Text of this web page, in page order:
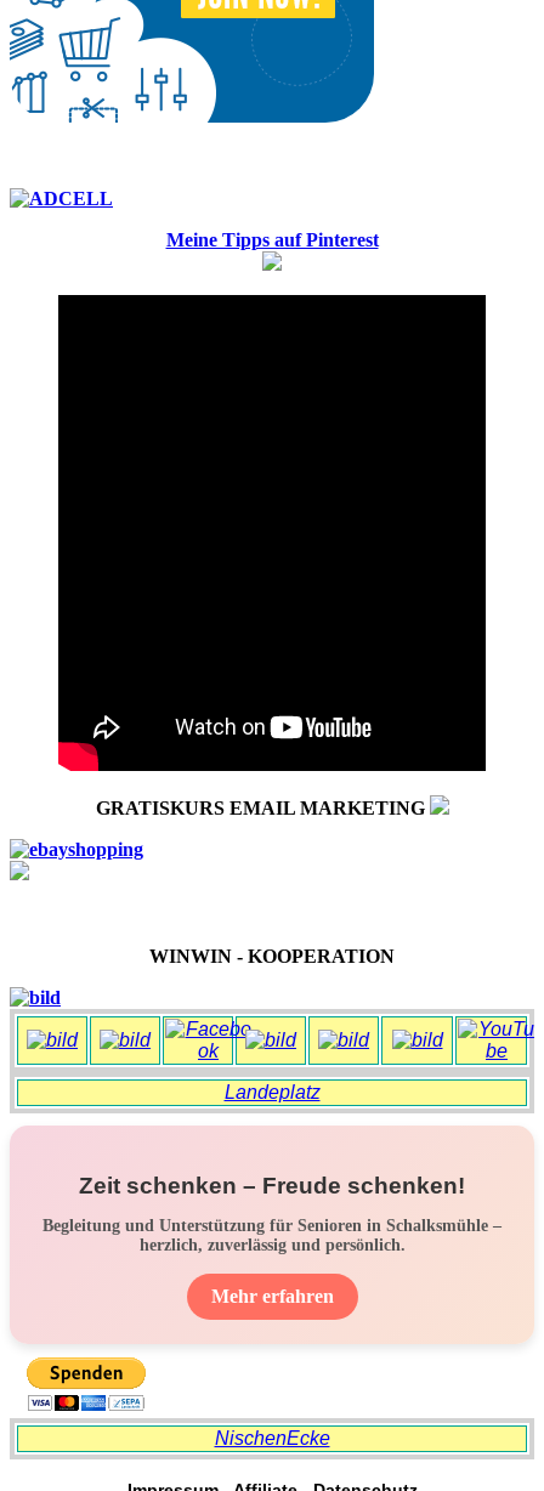
Meine Tipps auf Pinterest
GRATISKURS EMAIL MARKETING
WINWIN - KOOPERATION
Landeplatz
Zeit schenken – Freude schenken!
Begleitung und Unterstützung für Senioren in Schalksmühle –
herzlich, zuverlässig und persönlich.
Mehr erfahren
NischenEcke